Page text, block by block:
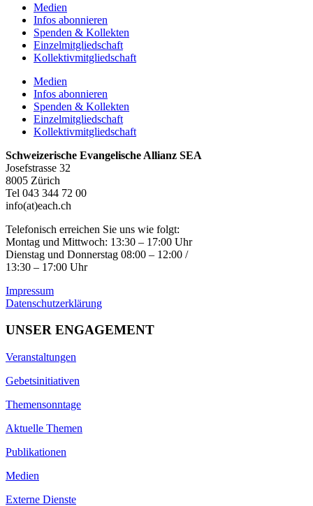
Medien
Infos abonnieren
Spenden & Kollekten
Einzelmitgliedschaft
Kollektivmitgliedschaft
Medien
Infos abonnieren
Spenden & Kollekten
Einzelmitgliedschaft
Kollektivmitgliedschaft
Schweizerische Evangelische Allianz SEA
Josefstrasse 32
8005 Zürich
Tel 043 344 72 00
info(at)each.ch
Telefonisch erreichen Sie uns wie folgt:
Montag und Mittwoch: 13:30 – 17:00 Uhr
Dienstag und Donnerstag 08:00 – 12:00 /
13:30 – 17:00 Uhr
Impressum
Datenschutzerklärung
UNSER ENGAGEMENT
Veranstaltungen
Gebetsinitiativen
Themensonntage
Aktuelle Themen
Publikationen
Medien
Externe Dienste